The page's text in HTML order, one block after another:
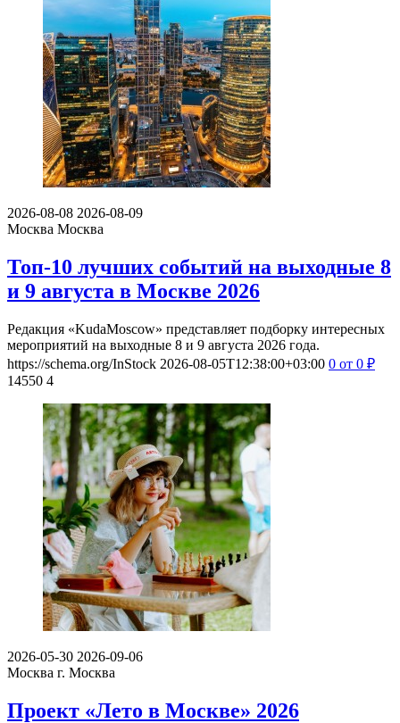
2026-08-08 2026-08-09
Москва Москва
Топ-10 лучших событий на выходные 8
и 9 августа в Москве 2026
Редакция «KudaMoscow» представляет подборку интересных
мероприятий на выходные 8 и 9 августа 2026 года.
https://schema.org/InStock 2026-08-05T12:38:00+03:00 0 от 0 ₽
14550 4
2026-05-30 2026-09-06
Москва г. Москва
Проект «Лето в Москве» 2026